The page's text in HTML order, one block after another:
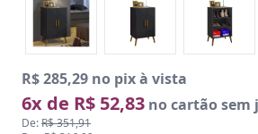
R$ 285,29 no pix à vista
6x de R$ 52,83 no cartão sem
De:R$ 351,91